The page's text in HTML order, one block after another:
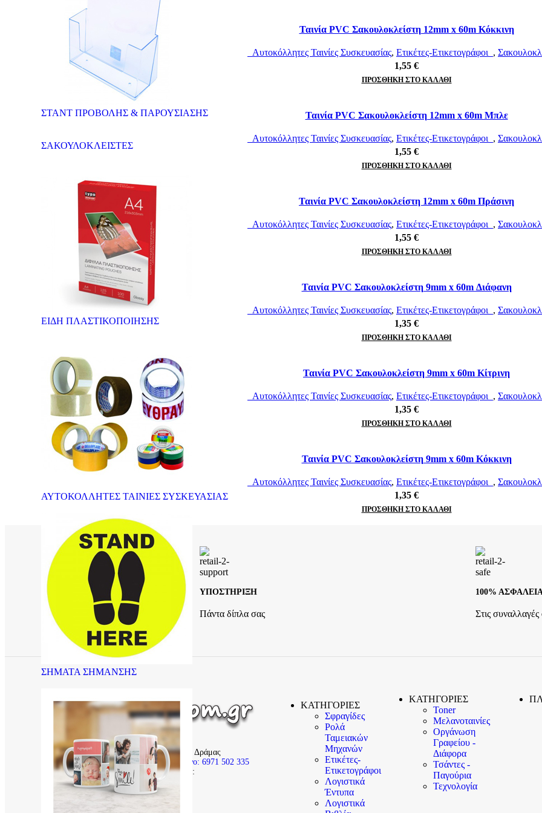
ΣΤΑΝΤ ΠΡΟΒΟΛΗΣ & ΠΑΡΟΥΣΙΑΣΗΣ
ΣΑΚΟΥΛΟΚΛΕΙΣΤΕΣ
ΕΙΔΗ ΠΛΑΣΤΙΚΟΠΟΙΗΣΗΣ
ΑΥΤΟΚΟΛΛΗΤΕΣ ΤΑΙΝΙΕΣ ΣΥΣΚΕΥΑΣΙΑΣ
ΣΗΜΑΤΑ ΣΗΜΑΝΣΗΣ
Ταινία PVC Σακουλοκλείστη 12mm x 60m Κόκκινη
Αυτοκόλλητες Ταινίες Συσκευασίας, Ετικέτες-Ετικετογράφοι ,
1,55 €
ΠΡΟΣΘΉΚΗ ΣΤΟ ΚΑΛΆΘΙ
Ταινία PVC Σακουλοκλείστη 12mm x 60m Μπλε
Αυτοκόλλητες Ταινίες Συσκευασίας, Ετικέτες-Ετικετογράφοι ,
1,55 €
ΠΡΟΣΘΉΚΗ ΣΤΟ ΚΑΛΆΘΙ
Ταινία PVC Σακουλοκλείστη 12mm x 60m Πράσινη
Αυτοκόλλητες Ταινίες Συσκευασίας, Ετικέτες-Ετικετογράφοι ,
1,55 €
ΠΡΟΣΘΉΚΗ ΣΤΟ ΚΑΛΆΘΙ
Ταινία PVC Σακουλοκλείστη 9mm x 60m Διάφανη
Αυτοκόλλητες Ταινίες Συσκευασίας, Ετικέτες-Ετικετογράφοι ,
1,35 €
ΠΡΟΣΘΉΚΗ ΣΤΟ ΚΑΛΆΘΙ
Ταινία PVC Σακουλοκλείστη 9mm x 60m Κίτρινη
Αυτοκόλλητες Ταινίες Συσκευασίας, Ετικέτες-Ετικετογράφοι ,
1,35 €
ΠΡΟΣΘΉΚΗ ΣΤΟ ΚΑΛΆΘΙ
Ταινία PVC Σακουλοκλείστη 9mm x 60m Κόκκινη
Αυτοκόλλητες Ταινίες Συσκευασίας, Ετικέτες-Ετικετογράφοι ,
1,35 €
ΠΡΟΣΘΉΚΗ ΣΤΟ ΚΑΛΆΘΙ
ΤΡΟΠΟΙ ΠΛΗΡΩΜΗΣ
Αντικαταβολή & Κάρτα
ΥΠΟΣΤΗΡΙΞΗ
Πάντα δίπλα σας
100%
Στις συναλλαγές
Σιταγροί Δράμας
Τηλέφωνο: 6971 502 335
Email:
info@sfragida.com.gr
ΚΑΤΗΓΟΡΙΕΣ
Σφραγίδες
Ρολά
Ταμειακών
Μηχανών
Ετικέτες-
Ετικετογράφοι
Λογιστικά
Έντυπα
Λογιστικά
ΚΑΤΗΓΟΡΙΕΣ
Toner
Μελανοταινίες
Οργάνωση
Γραφείου -
Διάφορα
Τσάντες -
Παγούρια
Τεχνολογία